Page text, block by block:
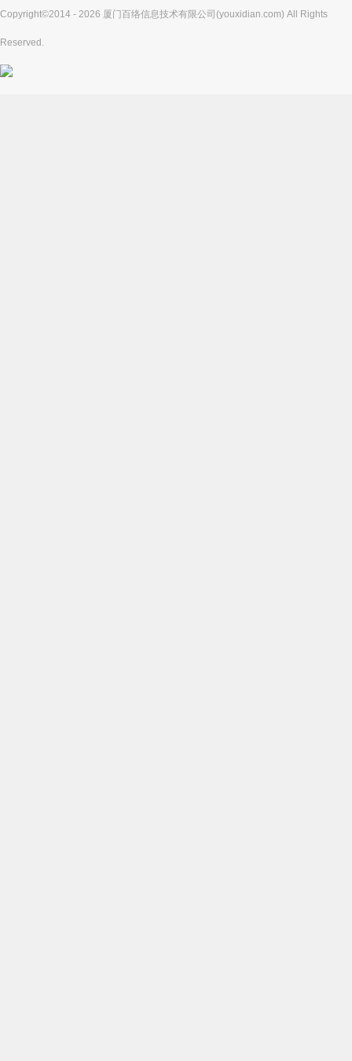
Copyright©2014 - 2026 厦门百络信息技术有限公司(youxidian.com) All Rights
Reserved.